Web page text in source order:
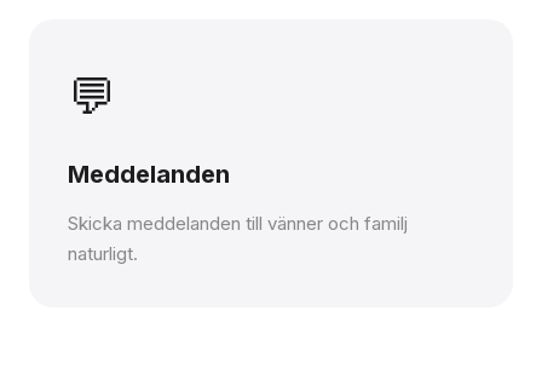
💬
Meddelanden
Skicka meddelanden till vänner och familj
naturligt.